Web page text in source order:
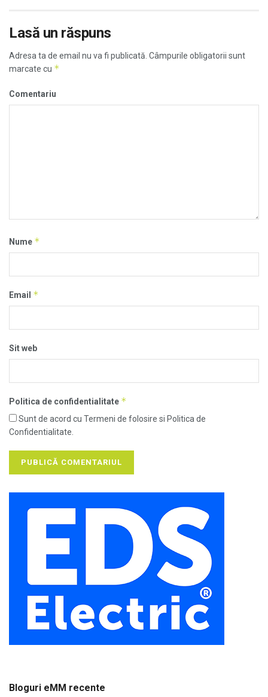
Lasă un răspuns
Adresa ta de email nu va fi publicată. Câmpurile obligatorii sunt
marcate cu *
Comentariu
Nume *
Email *
Sit web
Politica de confidentialitate *
Sunt de acord cu Termeni de folosire si Politica de
Confidentialitate.
Bloguri eMM recente